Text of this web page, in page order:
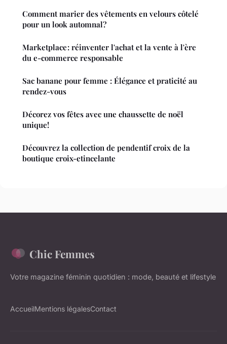
Comment marier des vêtements en velours côtelé
pour un look automnal?
Marketplace : réinventer l'achat et la vente à l'ère
du e-commerce responsable
Sac banane pour femme : Élégance et praticité au
rendez-vous
Décorez vos fêtes avec une chaussette de noël
unique!
Découvrez la collection de pendentif croix de la
boutique croix-etincelante
Chic Femmes
Votre magazine féminin quotidien : mode, beauté et lifestyle
AccueilMentions légalesContact